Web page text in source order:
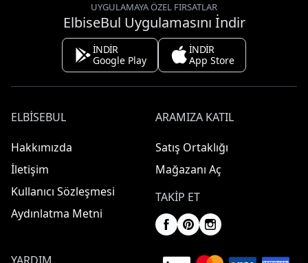
UYGULAMAYA ÖZEL FIRSATLAR
ElbiseBul Uygulamasını İndir
İNDİR
Google Play
İNDİR
App Store
ELBISEBUL
Hakkımızda
İletişim
Kullanıcı Sözleşmesi
Aydınlatma Metni
ARAMIZA KATIL
Satış Ortaklığı
Mağazanı Aç
TAKIP ET